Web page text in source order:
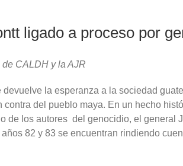
ligado a proceso por
CALDH y la AJR
devuelve la esperanza a la sociedad
contra del pueblo maya. En un hecho
de los autores del genocidio, el general
82 y 83 se encuentran rindiendo